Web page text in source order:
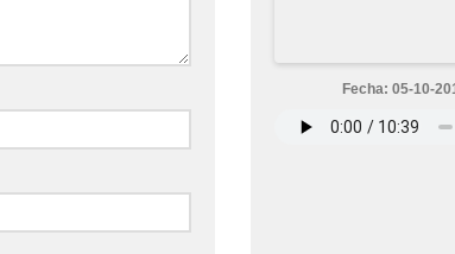
Fecha: 05-10-